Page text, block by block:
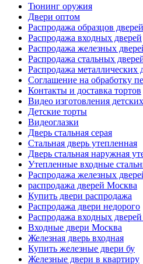
Тюнинг оружия
Двери оптом
Распродажа образцов дверей
Распродажа входных дверей
Распродажа железных
Распродажа стальных
Распродажа металлических
Соглашение на обработку
Контакты и доставка тортов
Видео изготовления
Детские торты
Видеоглазки
Дверь стальная серая
Стальная дверь утепленная
Дверь стальная наружная
Утепленные входные
Распродажа железных
распродажа дверей Москва
Купить двери распродажа
Распродажа двери недорого
Распродажа входных
Входные двери Москва
Железная дверь входная
Купить железные двери бу
Железные двери в квартиру